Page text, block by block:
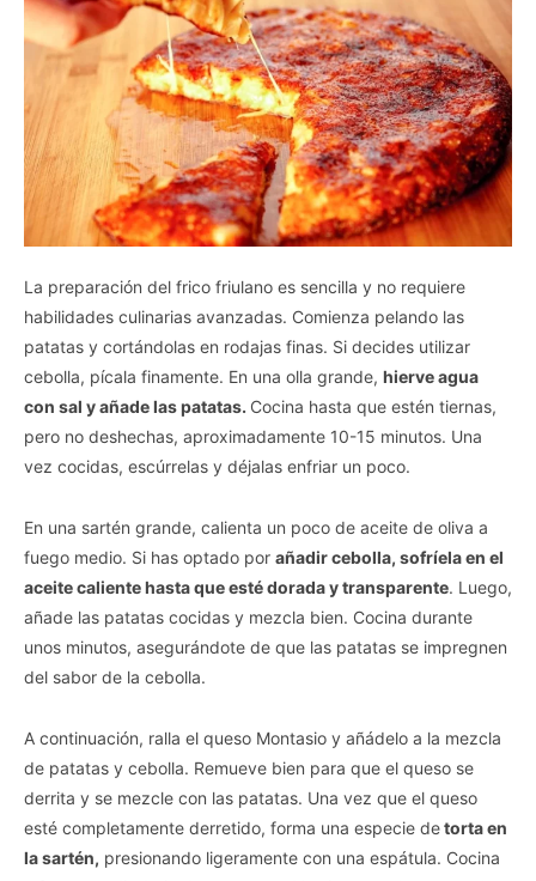
La preparación del frico friulano es sencilla y no requiere
habilidades culinarias avanzadas. Comienza pelando las
patatas y cortándolas en rodajas finas. Si decides utilizar
cebolla, pícala finamente. En una olla grande, hierve agua
con sal y añade las patatas. Cocina hasta que estén tiernas,
pero no deshechas, aproximadamente 10-15 minutos. Una
vez cocidas, escúrrelas y déjalas enfriar un poco.
En una sartén grande, calienta un poco de aceite de oliva a
fuego medio. Si has optado por añadir cebolla, sofríela en el
aceite caliente hasta que esté dorada y transparente. Luego,
añade las patatas cocidas y mezcla bien. Cocina durante
unos minutos, asegurándote de que las patatas se impregnen
del sabor de la cebolla.
A continuación, ralla el queso Montasio y añádelo a la mezcla
de patatas y cebolla. Remueve bien para que el queso se
derrita y se mezcle con las patatas. Una vez que el queso
esté completamente derretido, forma una especie detorta en
la sartén, presionando ligeramente con una espátula. Cocina